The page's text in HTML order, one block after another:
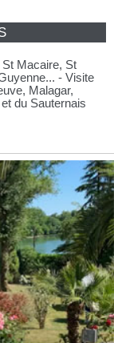
Macaire, St
- Visite
Malagar,
du Sauternais